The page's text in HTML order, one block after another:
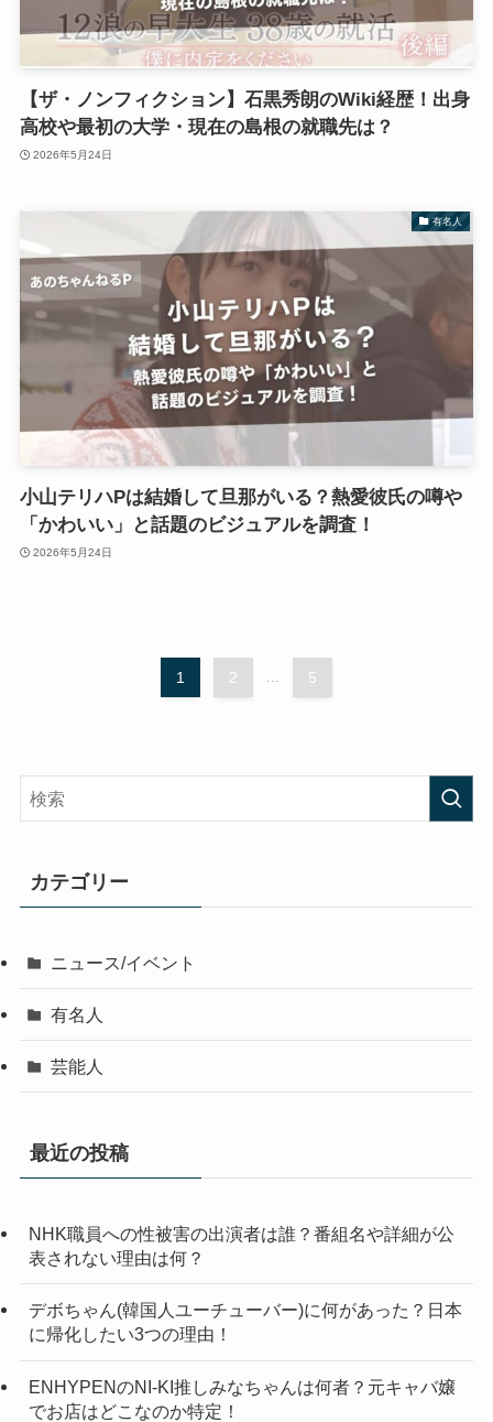
【ザ・ノンフィクション】石黒秀朗のWiki経歴！出身
高校や最初の大学・現在の島根の就職先は？
2026年5月24日
有名人
小山テリハPは結婚して旦那がいる？熱愛彼氏の噂や
「かわいい」と話題のビジュアルを調査！
2026年5月24日
1 2 ... 5
カテゴリー
ニュース/イベント
有名人
芸能人
最近の投稿
NHK職員への性被害の出演者は誰？番組名や詳細が公
表されない理由は何？
デボちゃん(韓国人ユーチューバー)に何があった？日本
に帰化したい3つの理由！
ENHYPENのNI-KI推しみなちゃんは何者？元キャバ嬢
でお店はどこなのか特定！